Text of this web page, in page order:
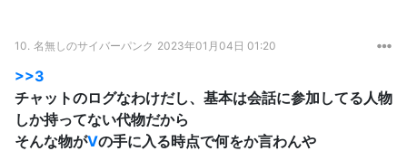
10. 名無しのサイバーパンク 2023年01月04日 01:20
>>3
チャットのログなわけだし、基本は会話に参加してる人物
しか持ってない代物だから
そんな物がVの手に入る時点で何をか言わんや